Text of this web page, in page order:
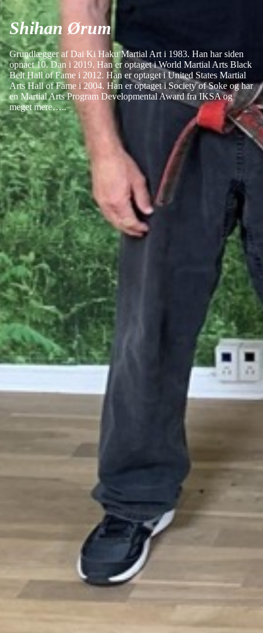
Shihan Ørum
Grundlægger af Dai Ki Haku Martial Art i 1983. Han har siden
opnået 10. Dan i 2019. Han er optaget i World Martial Arts Black
Belt Hall of Fame i 2012. Han er optaget i United States Martial
Arts Hall of Fame i 2004. Han er optaget i Society of Soke og har
en Martial Arts Program Developmental Award fra IKSA og
meget mere…..